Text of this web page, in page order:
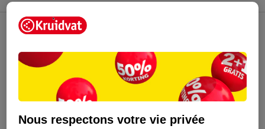
Nous respectons votre vie privée